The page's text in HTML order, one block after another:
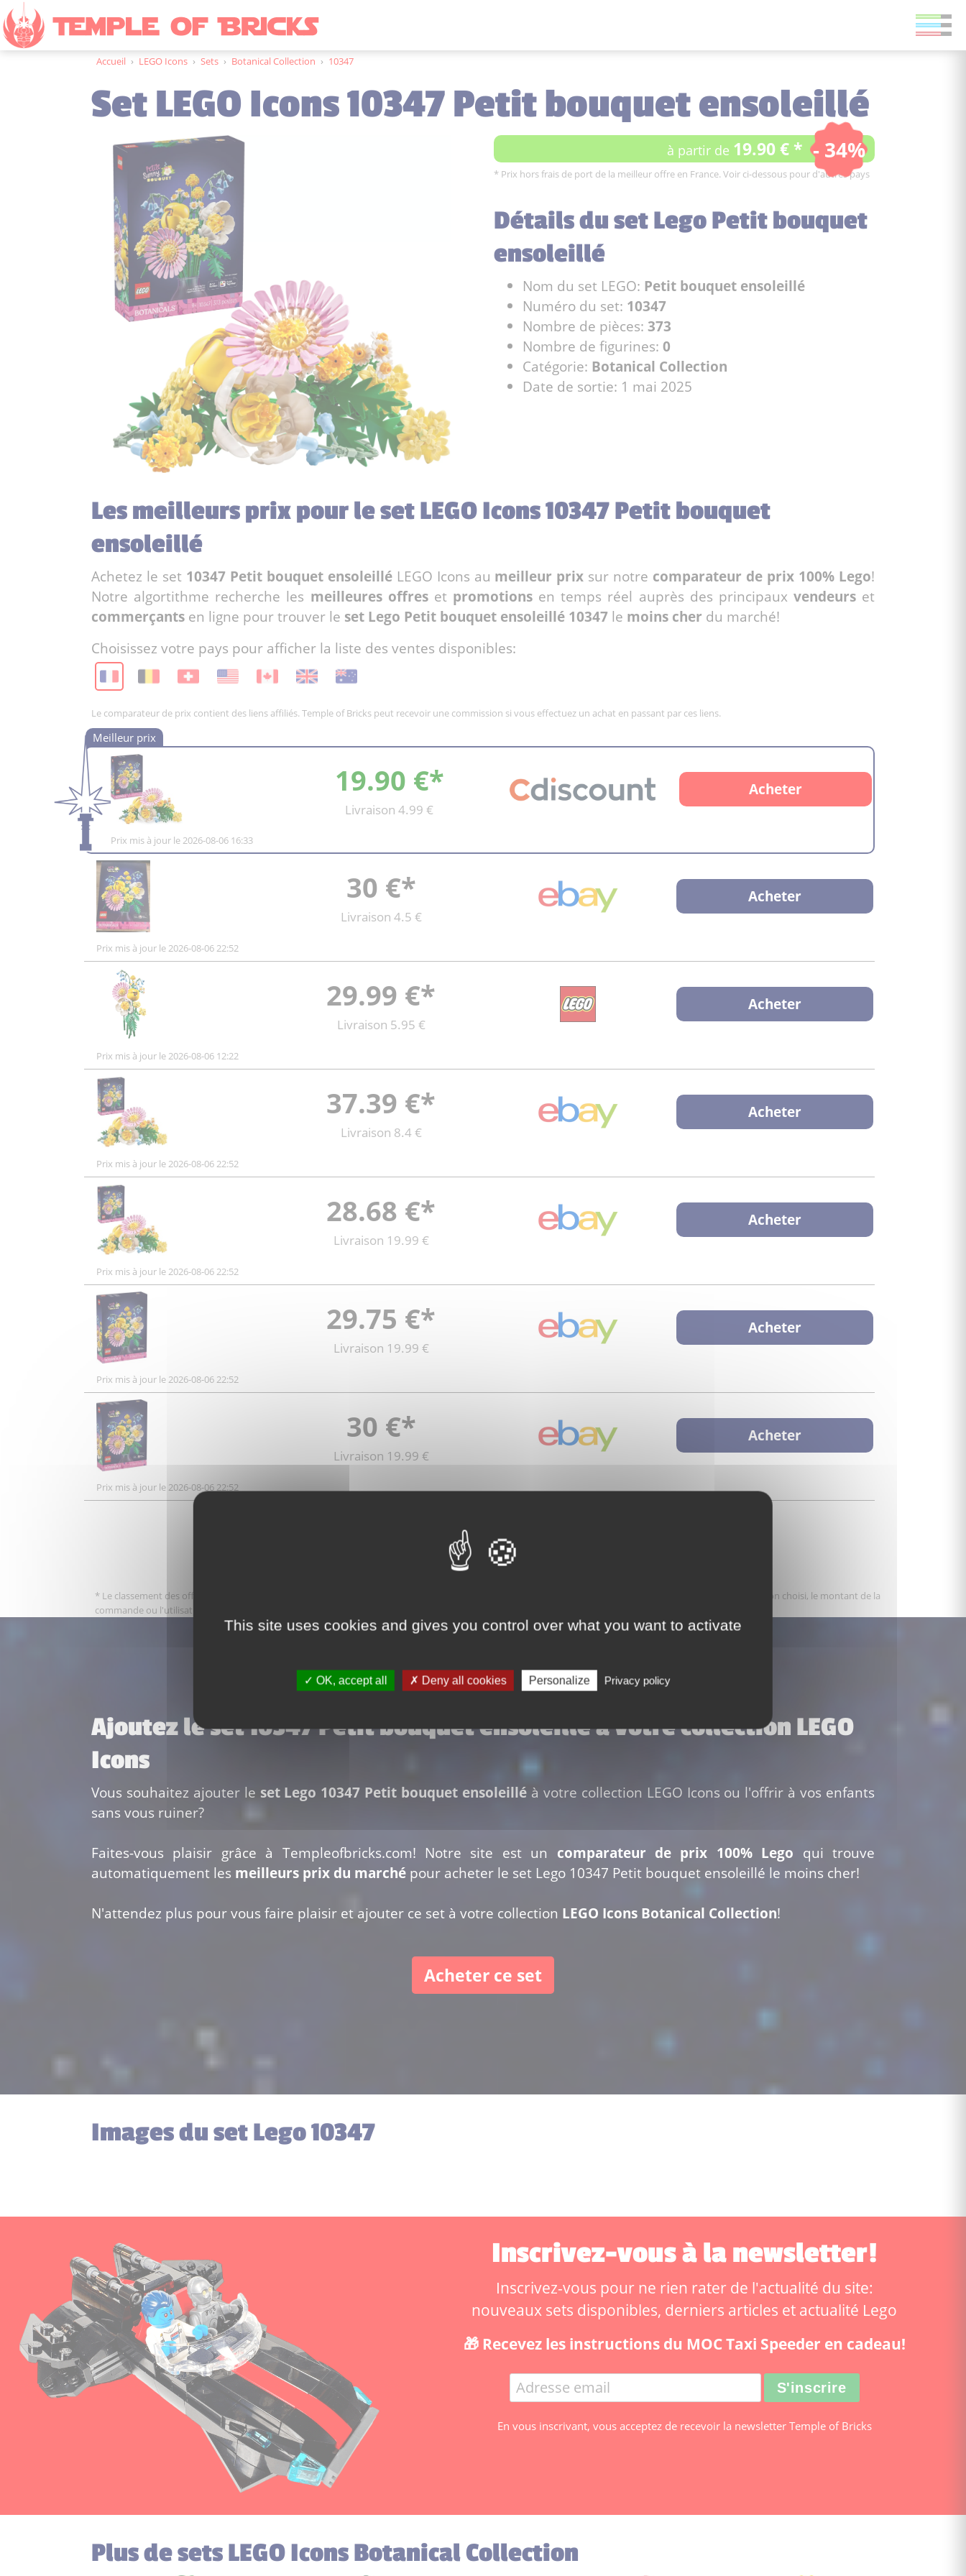
Accueil › LEGO Icons › Sets › Botanical Collection › 10347
Set LEGO Icons 10347 Petit bouquet ensoleillé
à partir de 19.90 € * - 34%
* Prix hors frais de port de la meilleur offre en France. Voir ci-dessous pour d'autres pays
Détails du set Lego Petit bouquet
ensoleillé
Nom du set LEGO: Petit bouquet ensoleillé
Numéro du set: 10347
Nombre de pièces: 373
Nombre de figurines: 0
Catégorie: Botanical Collection
Date de sortie: 1 mai 2025
Les meilleurs prix pour le set LEGO Icons 10347 Petit bouquet
ensoleillé
Achetez le set 10347 Petit bouquet ensoleilléLEGO Icons au meilleur prix sur notre comparateur de prix 100% Lego!
Notre algortithme recherche les meilleures offreset promotionsen temps réel auprès des principaux vendeurset
commerçants en ligne pour trouver le set Lego Petit bouquet ensoleillé 10347 le moins cher du marché!
Choisissez votre pays pour afficher la liste des ventes disponibles:
Le comparateur de prix contient des liens affiliés. Temple of Bricks peut recevoir une commission si vous effectuez un achat en passant par ces liens.
19.90 €*
Livraison 4.99 €
Acheter
Prix mis à jour le 2026-08-06 16:33
30 €*
Livraison 4.5 €
Acheter
Prix mis à jour le 2026-08-06 22:52
29.99 €*
Livraison 5.95 €
Acheter
Prix mis à jour le 2026-08-06 12:22
37.39 €*
Livraison 8.4 €
Acheter
Prix mis à jour le 2026-08-06 22:52
28.68 €*
Livraison 19.99 €
Acheter
Prix mis à jour le 2026-08-06 22:52
29.75 €*
Livraison 19.99 €
Acheter
Prix mis à jour le 2026-08-06 22:52
30 €*
Livraison 19.99 €
Acheter
Prix mis à jour le 2026-08-06 22:52
Voir plus d'offres
* Le classement des offres tient compte des frais de port indiqués par le vendeur. Ces frais sont donnés à titre indicatif et peuvent varier selon le type de livraison choisi, le montant de la
commande ou l'utilisation de certains services comme Amazon Prime. Renseignez-vous sur le site du vendeur pour en savoir plus.
Ajoutez le set 10347 Petit bouquet ensoleillé à votre collection LEGO
Icons
Vous souhaitez ajouter le set Lego 10347 Petit bouquet ensoleillé à votre collection LEGO Icons ou l'offrir à vos enfants
sans vous ruiner?
Faites-vous plaisir grâce à Templeofbricks.com! Notre site est un comparateur de prix 100% Lego qui trouve
automatiquement les meilleurs prix du marché pour acheter le set Lego 10347 Petit bouquet ensoleillé le moins cher!
N'attendez plus pour vous faire plaisir et ajouter ce set à votre collection LEGO Icons Botanical Collection!
Acheter ce set
Images du set Lego 10347
Inscrivez-vous à la newsletter!
Inscrivez-vous pour ne rien rater de l'actualité du site:
nouveaux sets disponibles, derniers articles et actualité Lego
🎁 Recevez les instructions du MOC Taxi Speeder en cadeau!
En vous inscrivant, vous acceptez de recevoir la newsletter Temple of Bricks
Plus de sets LEGO Icons Botanical Collection
This site uses cookies and gives you control over what you want to activate
OK, accept all Deny all cookies Personalize Privacy policy